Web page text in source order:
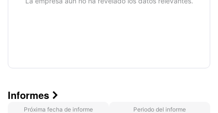
Informes 
Próxima fecha de informe Periodo del informe